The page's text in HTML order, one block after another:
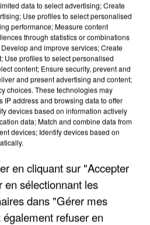
LA DZ MAFIA
data to select advertising; Create
Use profiles to select personalised
performance; Measure content
through statistics or combinations
and improve services; Create
Use profiles to select personalised
content; Ensure security, prevent and
and present advertising and content;
choices. These technologies may
IP address and browsing data to offer
devices based on information actively
data; Match and combine data from
devices; Identify devices based on
en cliquant sur "Accepter
en sélectionnant les
dans "Gérer mes
refuser en